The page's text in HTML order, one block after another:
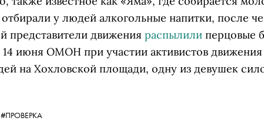
у людей алкогольные напитки, после
представители движения распылили перцовые
июня ОМОН при участии активистов движения
на Хохловской площади, одну из девушек
#ПРОВЕРКА